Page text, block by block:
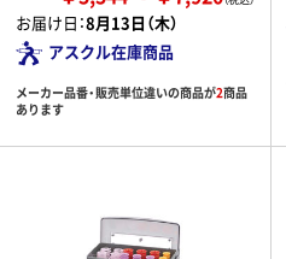
お届け日：8月13日（木）
アスクル在庫商品
メーカー品番・販売単位違いの商品が2商品
あります